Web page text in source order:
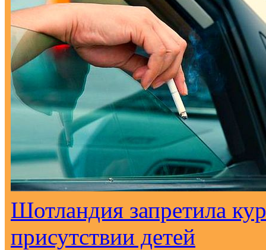
Шотландия запретила
присутствии детей